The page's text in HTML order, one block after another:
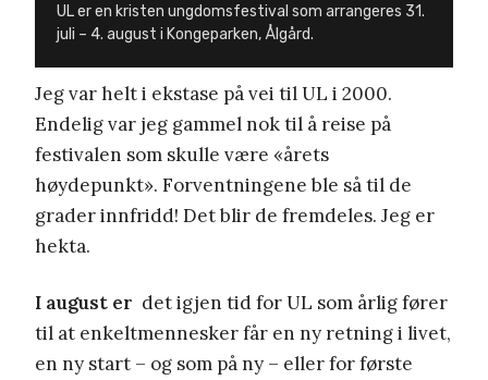
UL er en kristen ungdomsfestival som arrangeres 31.
juli – 4. august i Kongeparken, Ålgård.
Jeg var helt i ekstase på vei til UL i 2000.
Endelig var jeg gammel nok til å reise på
festivalen som skulle være «årets
høydepunkt». Forventningene ble så til de
grader innfridd! Det blir de fremdeles. Jeg er
hekta.
I august er det igjen tid for UL som årlig fører
til at enkeltmennesker får en ny retning i livet,
en ny start – og som på ny – eller for første